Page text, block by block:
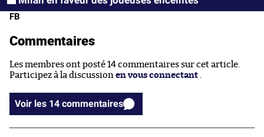
FB
Commentaires
Les membres ont posté 14 commentaires sur cet article.
Participez à la discussion en vous connectant
Voir les 14 commentaires